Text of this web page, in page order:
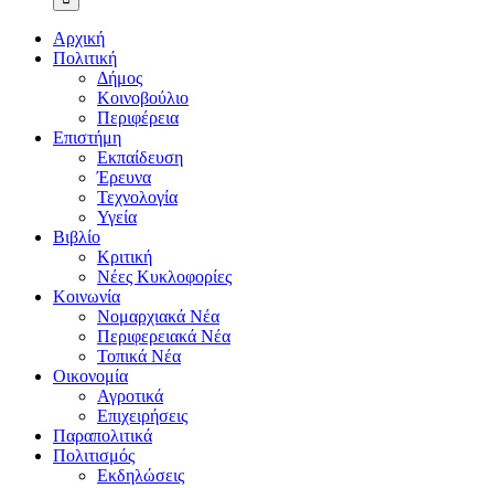
Αρχική
Πολιτική
Δήμος
Κοινοβούλιο
Περιφέρεια
Επιστήμη
Εκπαίδευση
Έρευνα
Τεχνολογία
Υγεία
Βιβλίο
Κριτική
Νέες Κυκλοφορίες
Κοινωνία
Νομαρχιακά Νέα
Περιφερειακά Νέα
Τοπικά Νέα
Οικονομία
Αγροτικά
Επιχειρήσεις
Παραπολιτικά
Πολιτισμός
Εκδηλώσεις